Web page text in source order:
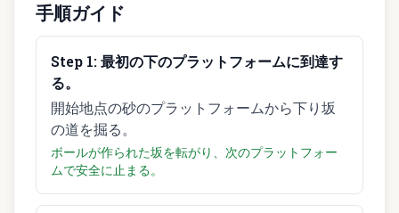
手順ガイド
Step 1:最初の下のプラットフォームに到達す
る。
開始地点の砂のプラットフォームから下り坂
の道を掘る。
ボールが作られた坂を転がり、次のプラットフォー
ムで安全に止まる。